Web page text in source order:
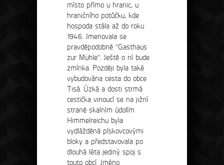
místo přímo u hranic, u
hraničního potůčku, kde
hospoda stála až do roku
1946. Jmenovala se
pravděpodobně "Gasthaus
zur Mühle". Ještě o ní bude
zmínka. Později byla také
vybudována cesta do obce
Tisá. Úzká a dosti strmá
cestička vinoucí se na jižní
straně skalním údolím
Himmelreichu byla
vydlážděná pískovcovými
bloky a představovala po
dlouhá léta jediný spoj s
touto obcí. Jméno
Recepce
tel: +420 475 222 428
mail:
Kudy k nám?
Hotel Ostrov
Ostrov u Tisé 12 403 36 Tisá